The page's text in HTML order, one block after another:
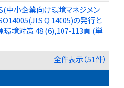
中小企業向け環境マネジメン
Q 14005)の発行と
環境対策 48 (6),107-113頁 (単
全件表示（51件）